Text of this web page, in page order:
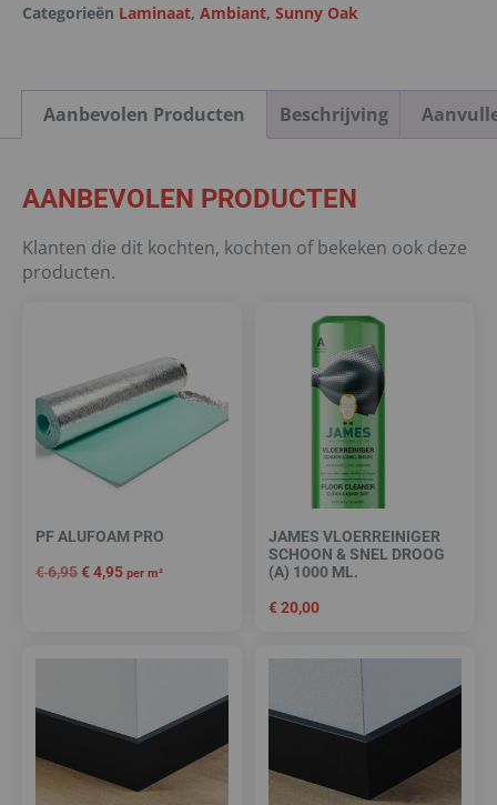
Categorieën Laminaat, Ambiant, Sunny Oak
Aanbevolen Producten Beschrijving
AANBEVOLEN PRODUCTEN
Klanten die dit kochten, kochten of bekeken ook deze
producten.
PF ALUFOAM PRO
€6,95€4,95 per m²
JAMES VLOERREINIGER
SCHOON & SNEL DROOG
(A) 1000 ML.
€20,00